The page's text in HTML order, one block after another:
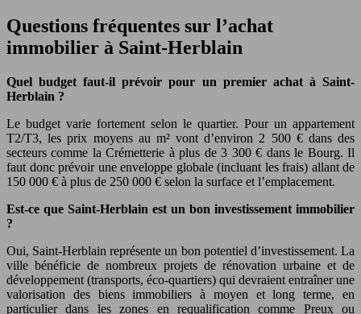
Questions fréquentes sur l’achat
immobilier à Saint-Herblain
Quel budget faut-il prévoir pour un premier achat à Saint-
Herblain ?
Le budget varie fortement selon le quartier. Pour un appartement
T2/T3, les prix moyens au m² vont d’environ 2 500 € dans des
secteurs comme la Crémetterie à plus de 3 300 € dans le Bourg. Il
faut donc prévoir une enveloppe globale (incluant les frais) allant de
150 000 € à plus de 250 000 € selon la surface et l’emplacement.
Est-ce que Saint-Herblain est un bon investissement immobilier
?
Oui, Saint-Herblain représente un bon potentiel d’investissement. La
ville bénéficie de nombreux projets de rénovation urbaine et de
développement (transports, éco-quartiers) qui devraient entraîner une
valorisation des biens immobiliers à moyen et long terme, en
particulier dans les zones en requalification comme Preux ou